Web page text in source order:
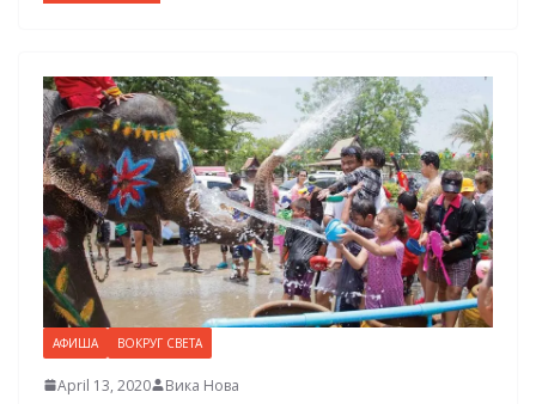
АФИША ВОКРУГ СВЕТА
April 13, 2020 Вика Нова